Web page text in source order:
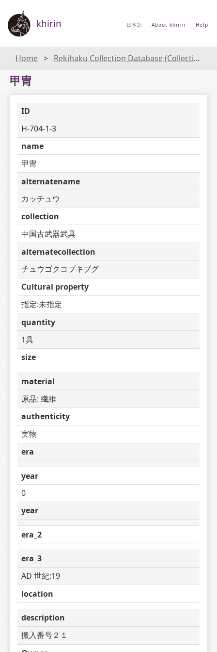
khirin 日本語 About khirin Help
Home Rekihaku Collection Database (Collections Database of the National Museum of Japanese History)
甲冑
ID
H-704-1-3
name
甲冑
alternatename
カッチュウ
collection
中国古武器武具
alternatecollection
チュウゴクコブキブグ
Cultural property
指定:未指定
quantity
1具
size
material
原品: 繊維
authenticity
実物
era
year
0
year
era_2
era_3
AD 世紀:19
location
description
搬入番号２１